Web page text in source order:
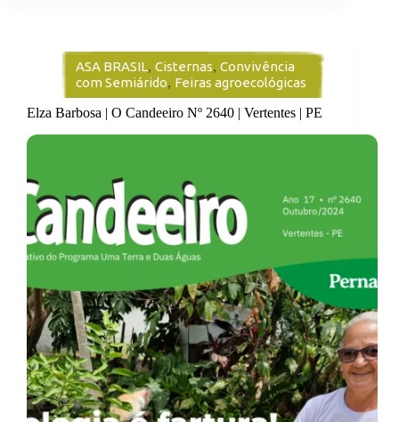
ASA BRASIL, Cisternas, Convivência
com Semiárido, Feiras agroecológicas
Elza Barbosa | O Candeeiro Nº 2640 | Vertentes | PE